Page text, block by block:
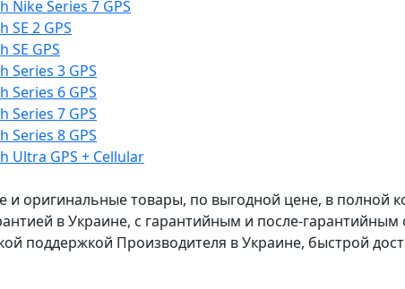
Nike Series 7 GPS
SE 2 GPS
SE GPS
Series 3 GPS
Series 6 GPS
Series 7 GPS
Series 8 GPS
Ultra GPS + Cellular
и оригинальные товары, по выгодной цене, в полной
в Украине, с гарантийным и после-
поддержкой Производителя в Украине, быстрой